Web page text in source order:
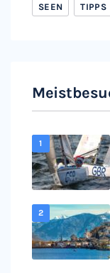
SEEN TIPPS